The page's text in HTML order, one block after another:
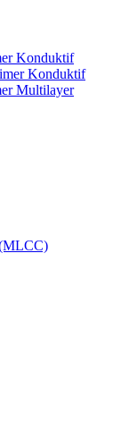
Konduktif
Konduktif
Multilayer